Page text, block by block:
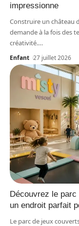
impressionne
Construire un château
demande à la fois des
créativité.…
Enfant 27 juillet 2026
Découvrez le
un endroit parfait
Le parc de jeux